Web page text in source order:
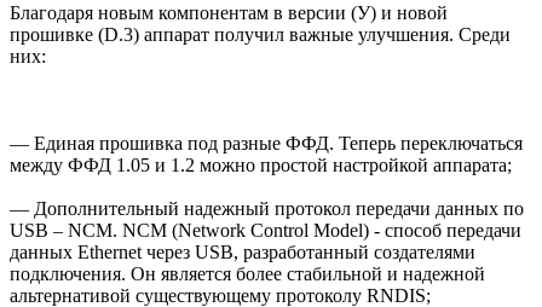
Благодаря новым компонентам в версии (У) и новой
прошивке (D.3) аппарат получил важные улучшения. Среди
них:
— Единая прошивка под разные ФФД. Теперь переключаться
между ФФД 1.05 и 1.2 можно простой настройкой аппарата;
— Дополнительный надежный протокол передачи данных по
USB – NCM. NCM (Network Control Model) - способ передачи
данных Ethernet через USB, разработанный создателями
подключения. Он является более стабильной и надежной
альтернативой существующему протоколу RNDIS;